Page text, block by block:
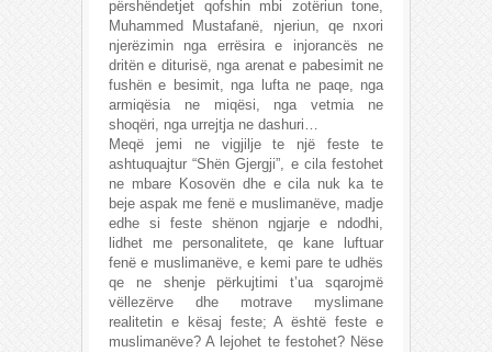
përshëndetjet qofshin mbi zotëriun tone,
Muhammed Mustafanë, njeriun, qe nxori
njerëzimin nga errësira e injorancës ne
dritën e diturisë, nga arenat e pabesimit ne
fushën e besimit, nga lufta ne paqe, nga
armiqësia ne miqësi, nga vetmia ne
shoqëri, nga urrejtja ne dashuri…
Meqë jemi ne vigjilje te një feste te
ashtuquajtur “Shën Gjergji”, e cila festohet
ne mbare Kosovën dhe e cila nuk ka te
beje aspak me fenë e muslimanëve, madje
edhe si feste shënon ngjarje e ndodhi,
lidhet me personalitete, qe kane luftuar
fenë e muslimanëve, e kemi pare te udhës
qe ne shenje përkujtimi t’ua sqarojmë
vëllezërve dhe motrave myslimane
realitetin e kësaj feste; A është feste e
muslimanëve? A lejohet te festohet? Nëse